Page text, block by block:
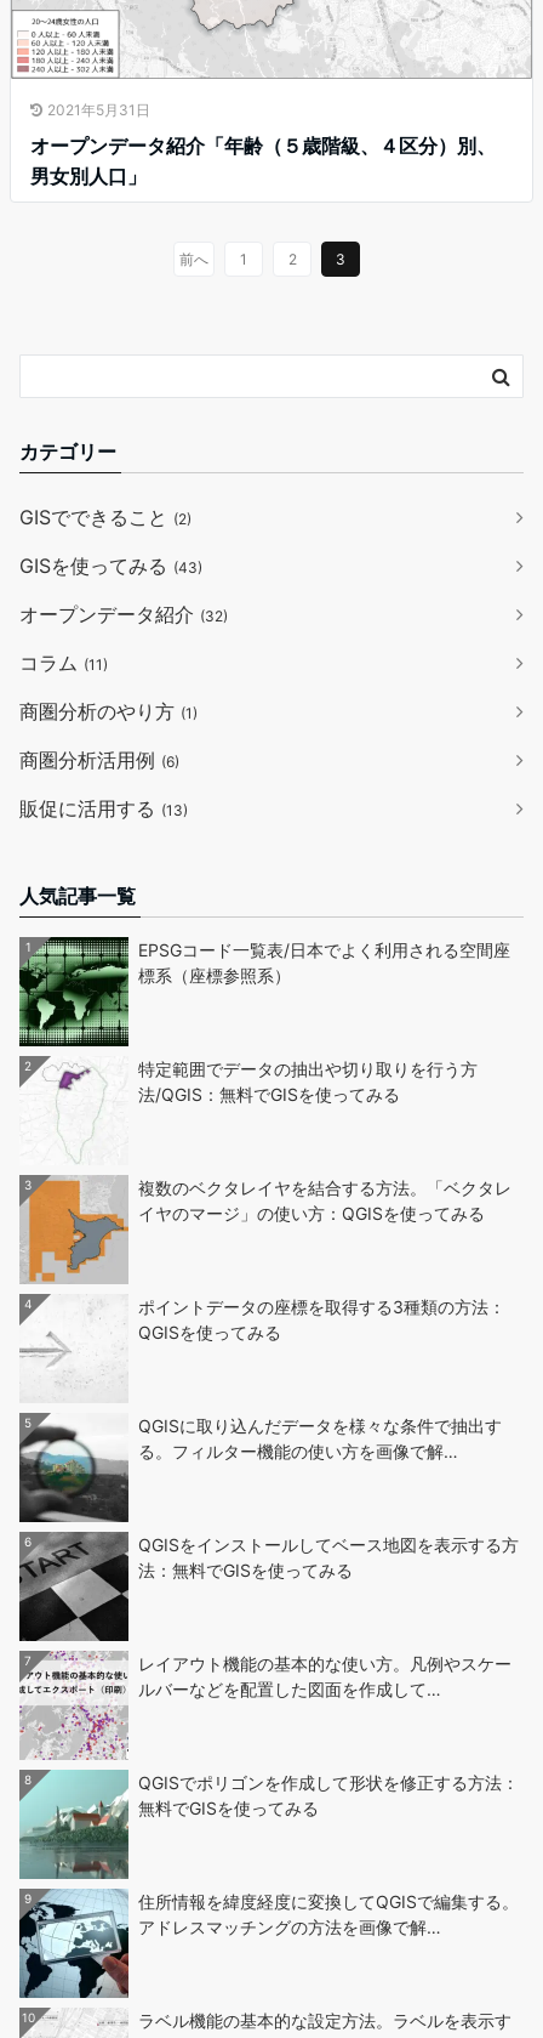
2021年5月31日
オープンデータ紹介「年齢（５歳階級、４区分）別、
男女別人口」
前へ 1 2 3
カテゴリー
GISでできること (2)
GISを使ってみる (43)
オープンデータ紹介 (32)
コラム (11)
商圏分析のやり方 (1)
商圏分析活用例 (6)
販促に活用する (13)
人気記事一覧
1
EPSGコード一覧表/日本でよく利用される空間座
標系（座標参照系）
2
特定範囲でデータの抽出や切り取りを行う方
法/QGIS：無料でGISを使ってみる
3
複数のベクタレイヤを結合する方法。「ベクタレ
イヤのマージ」の使い方：QGISを使ってみる
4
ポイントデータの座標を取得する3種類の方法：
QGISを使ってみる
5
QGISに取り込んだデータを様々な条件で抽出す
る。フィルター機能の使い方を画像で解…
6
QGISをインストールしてベース地図を表示する方
法：無料でGISを使ってみる
7
レイアウト機能の基本的な使い方。凡例やスケー
ルバーなどを配置した図面を作成して…
8
QGISでポリゴンを作成して形状を修正する方法：
無料でGISを使ってみる
9
住所情報を緯度経度に変換してQGISで編集する。
アドレスマッチングの方法を画像で解…
10
ラベル機能の基本的な設定方法。ラベルを表示す